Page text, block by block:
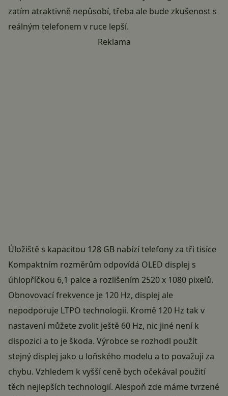
zatím atraktivně nepůsobí, třeba ale bude zkušenost s
reálným telefonem v ruce lepší.
Reklama
Úložiště s kapacitou 128 GB nabízí telefony za tři tisíce
Kompaktním rozměrům odpovídá OLED displej s
úhlopříčkou 6,1 palce a rozlišením 2520 x 1080 pixelů.
Obnovovací frekvence je 120 Hz, displej ale
nepodporuje LTPO technologii. Kromě 120 Hz tak v
nastavení můžete zvolit ještě 60 Hz, nic jiné není k
dispozici a to je škoda. Výrobce se rozhodl použít
stejný displej jako u loňského modelu a to považuji za
chybu. Vzhledem k vyšší ceně bych očekával použití
těch nejlepších technologií. Alespoň zde máme tvrzené